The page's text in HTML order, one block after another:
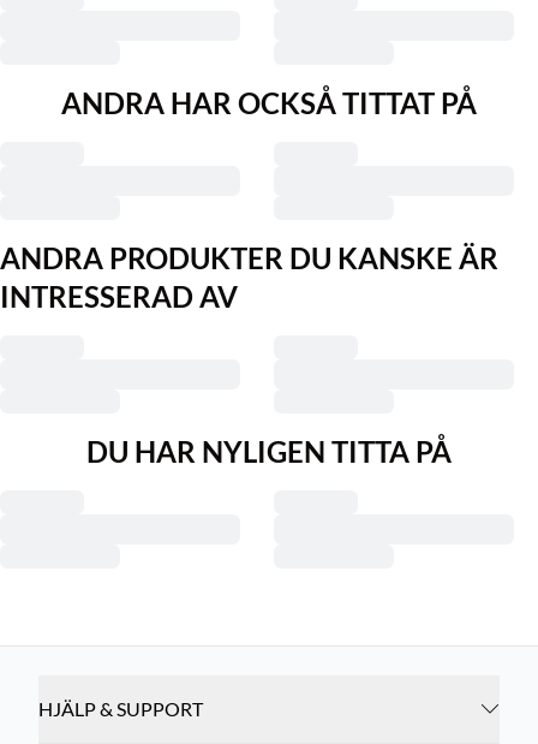
ANDRA HAR OCKSÅ TITTAT PÅ
ANDRA PRODUKTER DU KANSKE ÄR
INTRESSERAD AV
DU HAR NYLIGEN TITTA PÅ
HJÄLP & SUPPORT